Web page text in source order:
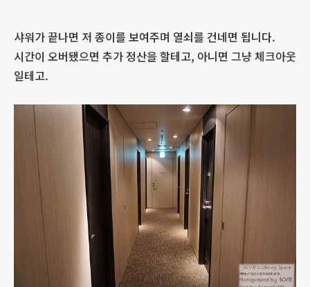
샤워가 끝나면 저 종이를 보여주며 열쇠를 건네면 됩니다.
시간이 오버됐으면 추가 정산을 할테고, 아니면 그냥 체크아웃
일테고.